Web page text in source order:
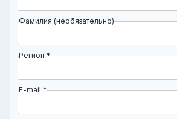
справа,
не
Фамилия (необязательно)
Регион *
E-mail *